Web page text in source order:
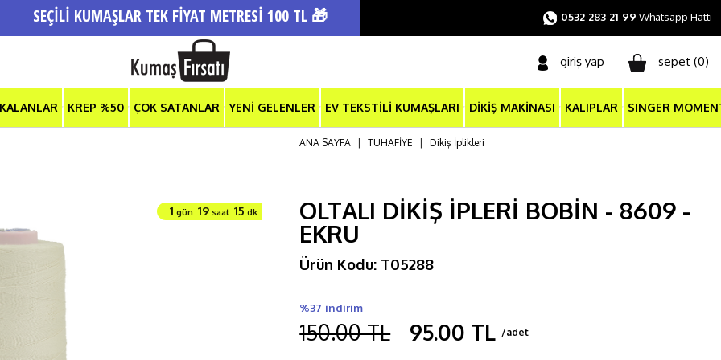
SEÇİLİ KUMAŞLAR TEK FİYAT METRESİ 100 TL 🎁 0532 283 21 99 Whatsapp Hattı
giriş yap sepet (0)
KREP %50 ÇOK SATANLAR YENİ GELENLER EV TEKSTİLİ KUMAŞLARI DİKİŞ MAKİNASI KALIPLAR SINGER
1 gün 19saat 15 dk
ANA SAYFA TUHAFİYE Dikiş İplikleri
OLTALI DİKİŞ İPLERİ BOBİN - 8609 -
EKRU
Ürün Kodu: T05288
%37 indirim
150.00 TL 95.00 TL /adet